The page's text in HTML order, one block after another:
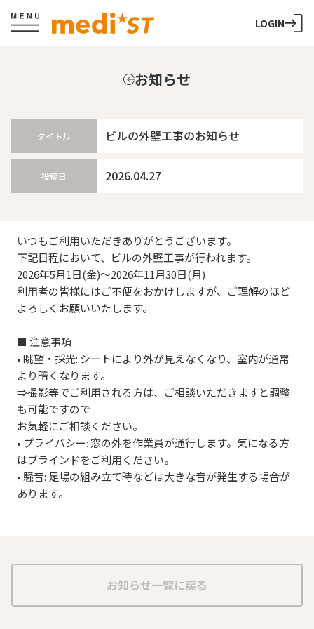
LOGIN
お知らせ
タイトル ビルの外壁工事のお知らせ
投稿日 2026.04.27
いつもご利用いただきありがとうございます。
下記日程において、ビルの外壁工事が行われます。
2026年5月1日(金)～2026年11月30日(月)
利用者の皆様にはご不便をおかけしますが、ご理解のほど
よろしくお願いいたします。
■ 注意事項
• 眺望・採光: シートにより外が見えなくなり、室内が通常
より暗くなります。
⇒撮影等でご利用される方は、ご相談いただきますと調整
も可能ですので
お気軽にご相談ください。
• プライバシー: 窓の外を作業員が通行します。気になる方
はブラインドをご利用ください。
• 騒音: 足場の組み立て時などは大きな音が発生する場合が
あります。
お知らせ一覧に戻る